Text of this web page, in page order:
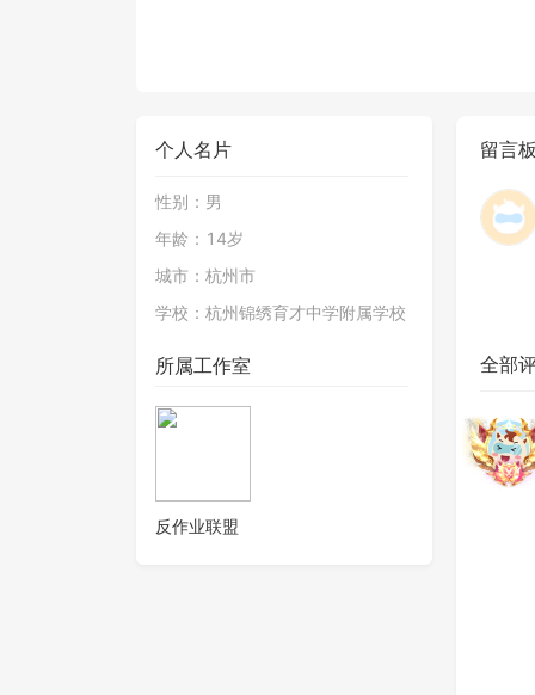
362
个人名片
性别： 男
年龄： 14岁
城市： 杭州市
学校： 杭州锦绣育才中学附属学校
所属工作室
反作业联盟
留言
全部